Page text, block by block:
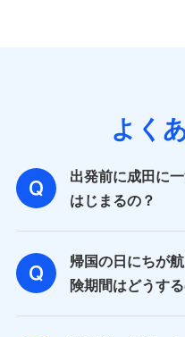
よく
出発前に成田に
はじまるの？
帰国の日にちが
険期間はどうす